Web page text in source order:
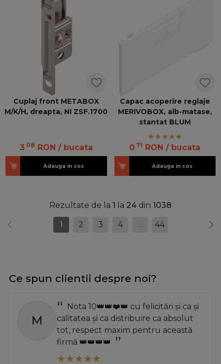
Cuplaj front METABOX
M/K/H, dreapta, NI ZSF.1700
3 08 RON / bucata
Adauga in cos
Capac acoperire reglaje
MERIVOBOX, alb-matase,
stantat BLUM
0 71 RON / bucata
Adauga in cos
Rezultate de la 1 la 24 din 1038
1 2 3 4 ... 44
Ce spun clientii despre noi?
M
Nota 10👑👑❤️👑 cu felicitări și ca și
calitatea și ca distribuire ca absolut
tot, respect maxim pentru această
firmă 👑👑👑👑